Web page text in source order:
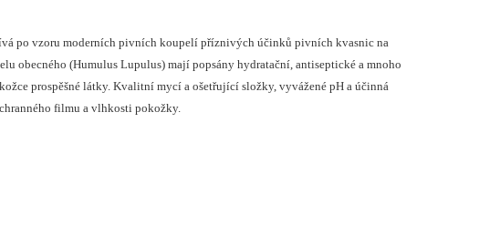
po vzoru moderních pivních koupelí příznivých účinků pivních kvasnic na
obecného (Humulus Lupulus) mají popsány hydratační, antiseptické a mnoho
prospěšné látky. Kvalitní mycí a ošetřující složky, vyvážené pH a účinná
filmu a vlhkosti pokožky.